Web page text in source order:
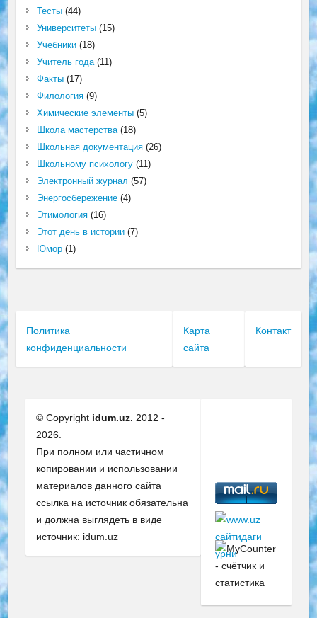
Тесты(44)
Университеты(15)
Учебники(18)
Учитель года(11)
Факты(17)
Филология(9)
Химические элементы(5)
Школа мастерства(18)
Школьная документация(26)
Школьному психологу(11)
Электронный журнал (57)
Энергосбережение(4)
Этимология(16)
Этот день в истории(7)
Юмор(1)
Политика
конфиденциальности
Карта
сайта
Контакт
© Copyright idum.uz. 2012 -
2026.
При полном или частичном
копировании и использовании
материалов данного сайта
ссылка на источник обязательна
и должна выглядеть в виде
источник: idum.uz